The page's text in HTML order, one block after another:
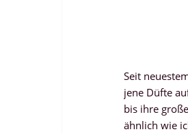
Seit
jene Düfte
bis ihre
ähnlich wie